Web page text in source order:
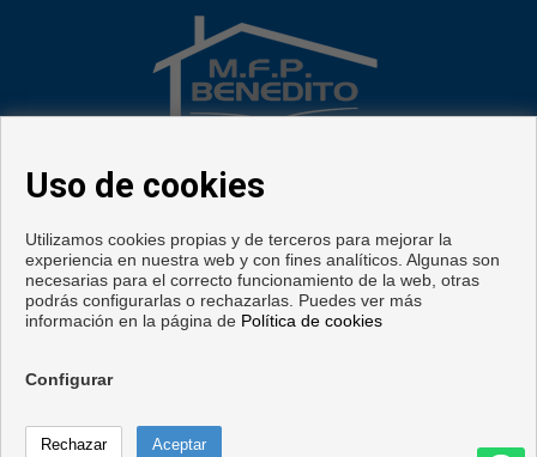
SÍGUENOS
Aviso legal| Política de privacidad
Uso de cookies
Utilizamos cookies propias y de terceros para mejorar la
experiencia en nuestra web y con fines analíticos. Algunas son
necesarias para el correcto funcionamiento de la web, otras
podrás configurarlas o rechazarlas. Puedes ver más
información en la página de Política de cookies
Configurar